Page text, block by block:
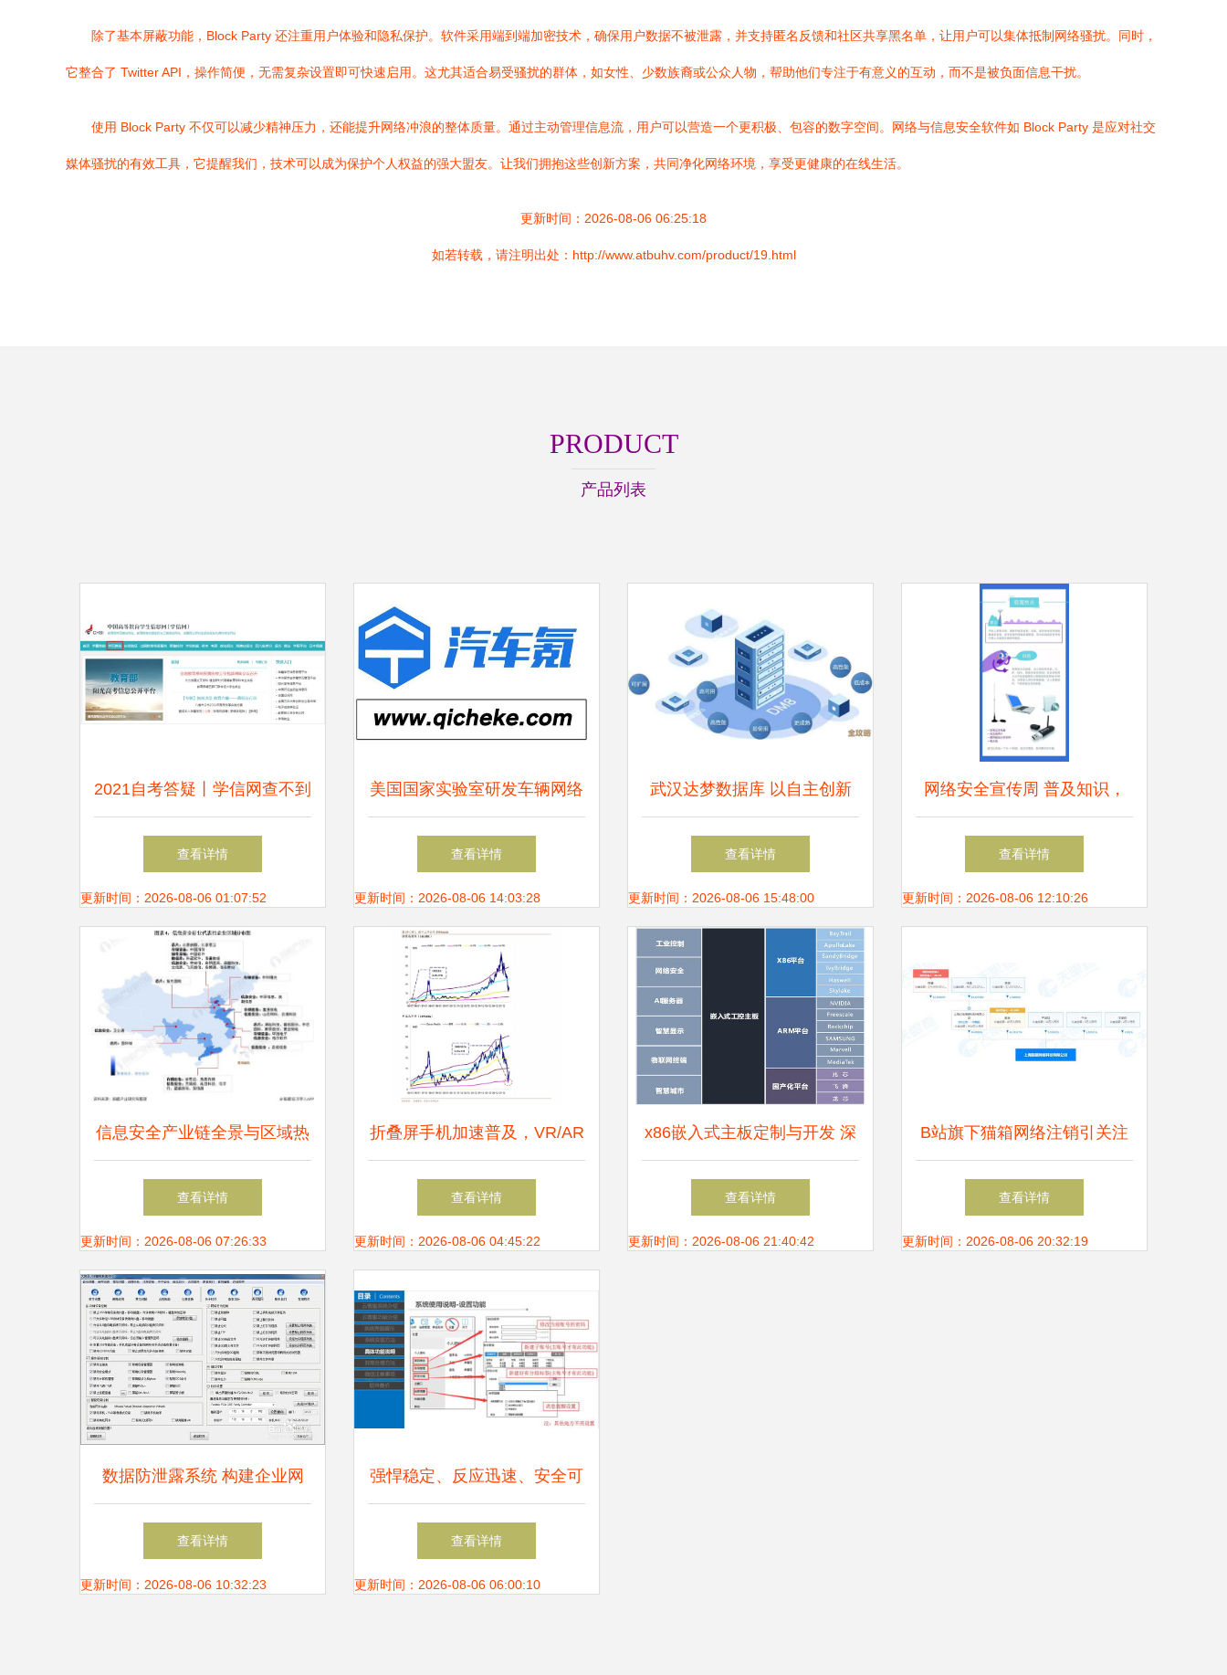
除了基本屏蔽功能，Block Party 还注重用户体验和隐私保护。软件采用端到端加密技术，确保用户数据不被泄露，并支持匿名反馈和社区共享黑名单，让用户可以集体抵制网络骚扰。同时，
它整合了 Twitter API，操作简便，无需复杂设置即可快速启用。这尤其适合易受骚扰的群体，如女性、少数族裔或公众人物，帮助他们专注于有意义的互动，而不是被负面信息干扰。
使用 Block Party 不仅可以减少精神压力，还能提升网络冲浪的整体质量。通过主动管理信息流，用户可以营造一个更积极、包容的数字空间。网络与信息安全软件如 Block Party 是应对社交
媒体骚扰的有效工具，它提醒我们，技术可以成为保护个人权益的强大盟友。让我们拥抱这些创新方案，共同净化网络环境，享受更健康的在线生活。
更新时间：2026-08-06 06:25:18
如若转载，请注明出处：http://www.atbuhv.com/product/19.html
PRODUCT
产品列表
2021自考答疑丨学信网查不到
学历信息，难道是假的？网络
与信息安全软件开发专业详解
查看详情
更新时间：2026-08-06 01:07:52
美国国家实验室研发车辆网络
安全原型插件 构筑智能交通
的“数字防火墙”
查看详情
更新时间：2026-08-06 14:03:28
武汉达梦数据库 以自主创新
守护数据安全，助力网络信息
安全稳步前行
查看详情
更新时间：2026-08-06 15:48:00
网络安全宣传周 普及知识，
我们在行动——聚焦网络与信
息安全软件开发
查看详情
更新时间：2026-08-06 12:10:26
信息安全产业链全景与区域热
力图 聚焦网络与信息安全软
件开发
查看详情
更新时间：2026-08-06 07:26:33
折叠屏手机加速普及，VR/AR
产业持续升温，网络安全软件
迎来发展新机遇
查看详情
更新时间：2026-08-06 04:45:22
x86嵌入式主板定制与开发 深
圳联智通达在网络安全与信息
安全软件领域的专业赋能
查看详情
更新时间：2026-08-06 21:40:42
B站旗下猫箱网络注销引关注
从动漫设计到网络安全的业务
版图调整
查看详情
更新时间：2026-08-06 20:32:19
数据防泄露系统 构建企业网
络与信息安全的核心防线
查看详情
更新时间：2026-08-06 10:32:23
强悍稳定、反应迅速、安全可
靠的云客服系统——网络与信
息安全软件开发的卓越典范
查看详情
更新时间：2026-08-06 06:00:10